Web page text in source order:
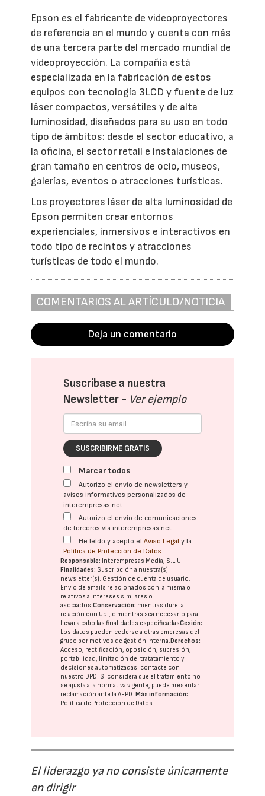
Epson es el fabricante de videoproyectores
de referencia en el mundo y cuenta con más
de una tercera parte del mercado mundial de
videoproyección. La compañía está
especializada en la fabricación de estos
equipos con tecnología 3LCD y fuente de luz
láser compactos, versátiles y de alta
luminosidad, diseñados para su uso en todo
tipo de ámbitos: desde el sector educativo, a
la oficina, el sector retail e instalaciones de
gran tamaño en centros de ocio, museos,
galerías, eventos o atracciones turísticas.
Los proyectores láser de alta luminosidad de
Epson permiten crear entornos
experienciales, inmersivos e interactivos en
todo tipo de recintos y atracciones
turísticas de todo el mundo.
COMENTARIOS AL ARTÍCULO/NOTICIA
Deja un comentario
Suscríbase a nuestra
Newsletter - Ver ejemplo
SUSCRIBIRME GRATIS
Marcar todos
Autorizo el envío de newsletters y
avisos informativos personalizados de
interempresas.net
Autorizo el envío de comunicaciones
de terceros vía interempresas.net
He leído y acepto elAviso Legal y la
Política de Protección de Datos
Responsable: Interempresas Media, S.L.U.
Finalidades: Suscripción a nuestra(s)
newsletter(s). Gestión de cuenta de usuario.
Envío de emails relacionados con la misma o
relativos a intereses similares o
asociados.Conservación: mientras dure la
relación con Ud., o mientras sea necesario para
llevar a cabo las finalidades especificadasCesión:
Los datos pueden cederse a otras empresas del
grupo por motivos de gestión interna. Derechos:
Acceso, rectificación, oposición, supresión,
portabilidad, limitación del tratatamiento y
decisiones automatizadas: contacte con
nuestro DPD. Si considera que el tratamiento no
se ajusta a la normativa vigente, puede presentar
reclamación ante laAEPD. Más información:
Política de Protección de Datos
El liderazgo ya no consiste únicamente
en dirigir